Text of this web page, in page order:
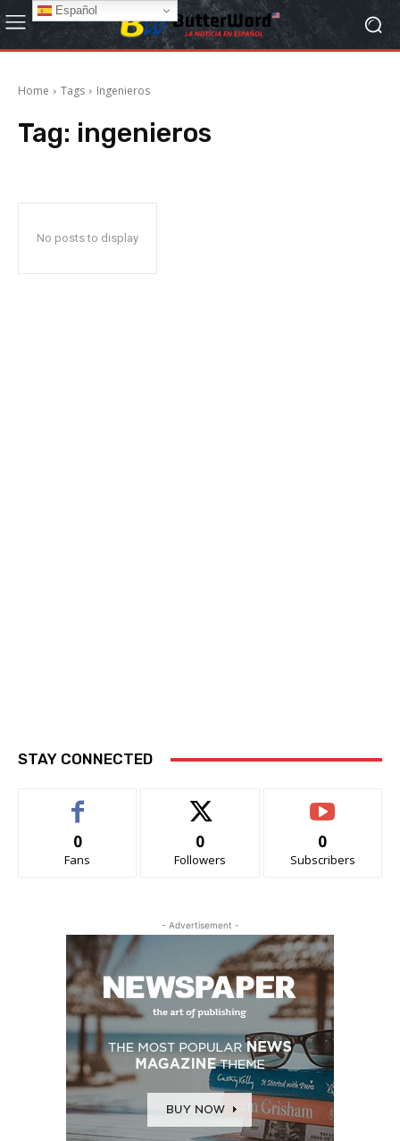
Home Tags Ingenieros
Tag: ingenieros
No posts to display
STAY CONNECTED
0
Fans
0
Followers
0
Subscribers
- Advertisement -
Español